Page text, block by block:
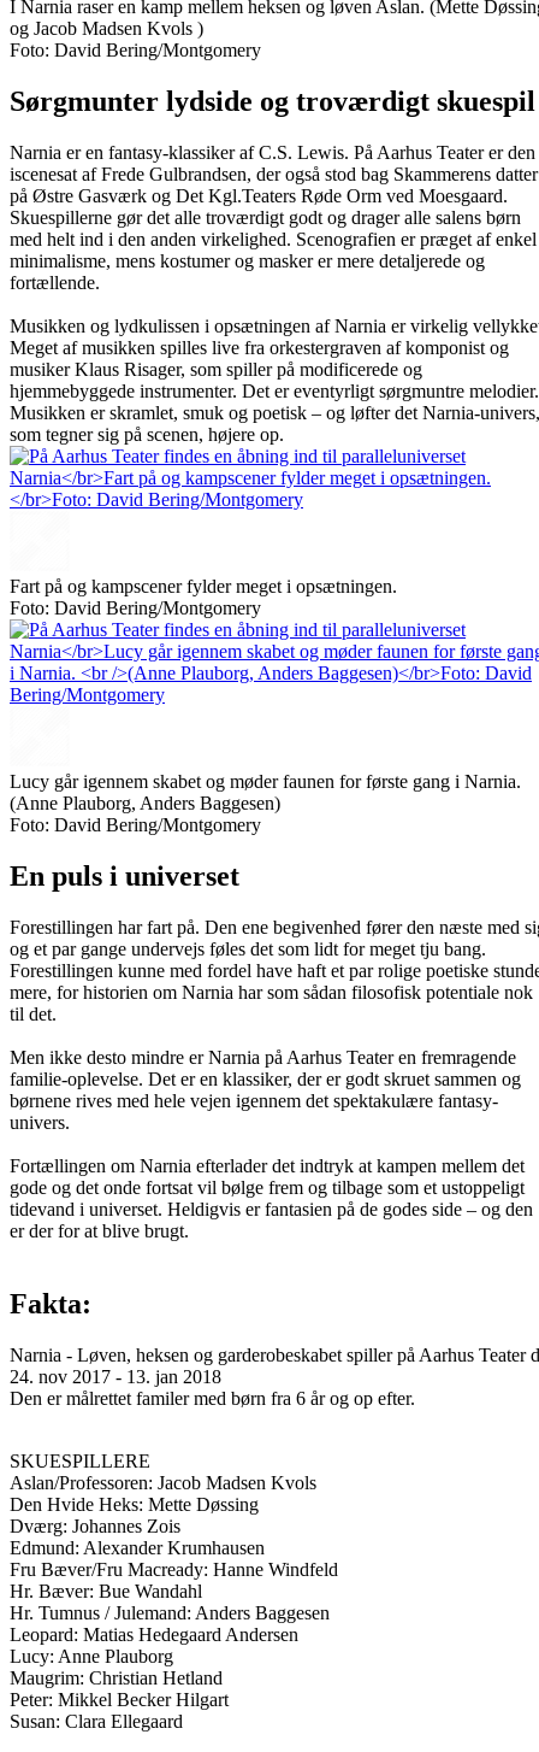
I Narnia raser en kamp mellem heksen og løven Aslan. (Mette
og Jacob Madsen Kvols )
Foto: David Bering/Montgomery
Sørgmunter lydside og troværdigt skuespil
Narnia er en fantasy-klassiker af C.S. Lewis. På Aarhus Teater er den
iscenesat af Frede Gulbrandsen, der også stod bag Skammerens datter
på Østre Gasværk og Det Kgl.Teaters Røde Orm ved Moesgaard.
Skuespillerne gør det alle troværdigt godt og drager alle salens børn
med helt ind i den anden virkelighed. Scenografien er præget af enkel
minimalisme, mens kostumer og masker er mere detaljerede og
fortællende.
Musikken og lydkulissen i opsætningen af Narnia er virkelig
Meget af musikken spilles live fra orkestergraven af komponist og
musiker Klaus Risager, som spiller på modificerede og
hjemmebyggede instrumenter. Det er eventyrligt sørgmuntre melodier.
Musikken er skramlet, smuk og poetisk – og løfter det Narnia-univers,
som tegner sig på scenen, højere op.
Fart på og kampscener fylder meget i opsætningen.
Foto: David Bering/Montgomery
Lucy går igennem skabet og møder faunen for første gang i Narnia.
(Anne Plauborg, Anders Baggesen)
Foto: David Bering/Montgomery
En puls i universet
Forestillingen har fart på. Den ene begivenhed fører den næste med
og et par gange undervejs føles det som lidt for meget tju bang.
Forestillingen kunne med fordel have haft et par rolige poetiske
mere, for historien om Narnia har som sådan filosofisk potentiale nok
til det.
Men ikke desto mindre er Narnia på Aarhus Teater en fremragende
familie-oplevelse. Det er en klassiker, der er godt skruet sammen og
børnene rives med hele vejen igennem det spektakulære fantasy-
univers.
Fortællingen om Narnia efterlader det indtryk at kampen mellem det
gode og det onde fortsat vil bølge frem og tilbage som et ustoppeligt
tidevand i universet. Heldigvis er fantasien på de godes side – og den
er der for at blive brugt.
Fakta:
Narnia - Løven, heksen og garderobeskabet spiller på Aarhus Teater
24. nov 2017 - 13. jan 2018
Den er målrettet familer med børn fra 6 år og op efter.
SKUESPILLERE
Aslan/Professoren: Jacob Madsen Kvols
Den Hvide Heks: Mette Døssing
Dværg: Johannes Zois
Edmund: Alexander Krumhausen
Fru Bæver/Fru Macready: Hanne Windfeld
Hr. Bæver: Bue Wandahl
Hr. Tumnus / Julemand: Anders Baggesen
Leopard: Matias Hedegaard Andersen
Lucy: Anne Plauborg
Maugrim: Christian Hetland
Peter: Mikkel Becker Hilgart
Susan: Clara Ellegaard